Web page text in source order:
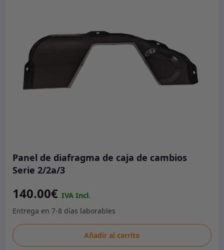
Panel de diafragma de caja de cambios
Serie 2/2a/3
140.00€
Panel
de
Añadir al carrito